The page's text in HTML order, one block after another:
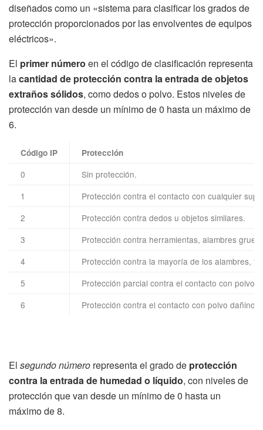
diseñados como un «sistema para clasificar los grados de
protección proporcionados por las envolventes de equipos
eléctricos».
El primer número en el código de clasificación representa
lacantidad de protección contra la entrada de objetos
extraños sólidos, como dedos o polvo. Estos niveles de
protección van desde un mínimo de 0 hasta un máximo de
6.
Código IP Protección
0
Sin protección.
1
Protección contra el contacto con cualquier
2
Protección contra dedos u objetos similares.
3
Protección contra herramientas, alambres
4
Protección contra la mayoría de los alambres,
5
Protección parcial contra el contacto con polvo
6
Protección contra el contacto con polvo dañino.
El segundo número representa el grado de protección
contra la entrada de humedad o líquido, con niveles de
protección que van desde un mínimo de 0 hasta un
máximo de 8.